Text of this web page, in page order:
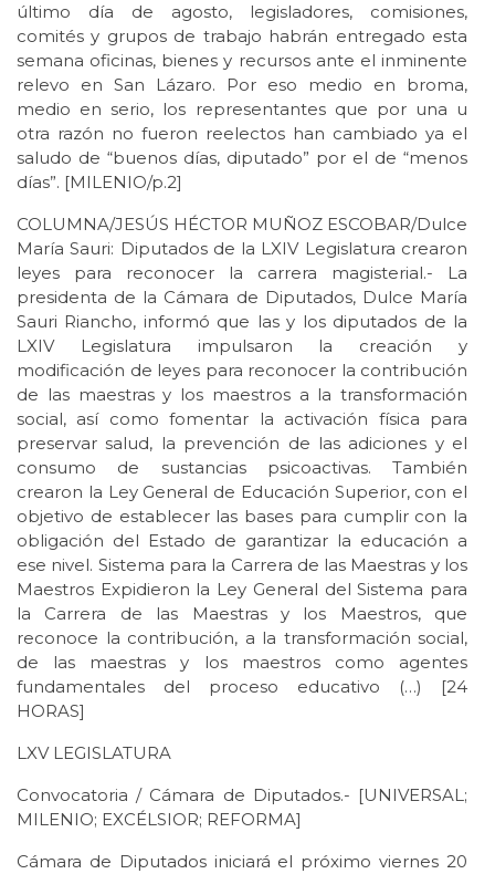
último día de agosto, legisladores, comisiones,
comités y grupos de trabajo habrán entregado esta
semana oficinas, bienes y recursos ante el inminente
relevo en San Lázaro. Por eso medio en broma,
medio en serio, los representantes que por una u
otra razón no fueron reelectos han cambiado ya el
saludo de “buenos días, diputado” por el de “menos
días”. [MILENIO/p.2]
COLUMNA/JESÚS HÉCTOR MUÑOZ ESCOBAR/Dulce
María Sauri: Diputados de la LXIV Legislatura crearon
leyes para reconocer la carrera magisterial.- La
presidenta de la Cámara de Diputados, Dulce María
Sauri Riancho, informó que las y los diputados de la
LXIV Legislatura impulsaron la creación y
modificación de leyes para reconocer la contribución
de las maestras y los maestros a la transformación
social, así como fomentar la activación física para
preservar salud, la prevención de las adiciones y el
consumo de sustancias psicoactivas. También
crearon la Ley General de Educación Superior, con el
objetivo de establecer las bases para cumplir con la
obligación del Estado de garantizar la educación a
ese nivel. Sistema para la Carrera de las Maestras y los
Maestros Expidieron la Ley General del Sistema para
la Carrera de las Maestras y los Maestros, que
reconoce la contribución, a la transformación social,
de las maestras y los maestros como agentes
fundamentales del proceso educativo (…) [24
HORAS]
LXV LEGISLATURA
Convocatoria / Cámara de Diputados.- [UNIVERSAL;
MILENIO; EXCÉLSIOR; REFORMA]
Cámara de Diputados iniciará el próximo viernes 20